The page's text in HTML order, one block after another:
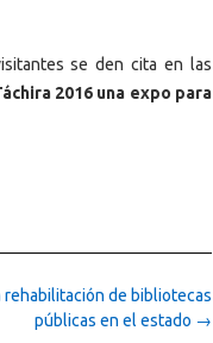
se den cita en las
2016 una expo para
de bibliotecas
públicas en el estado →